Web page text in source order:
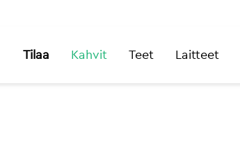
Tilaa Kahvit Teet Laitteet